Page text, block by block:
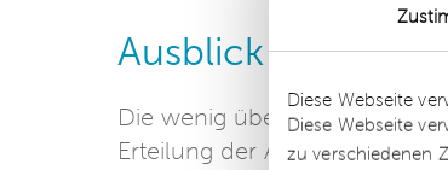
Diese Webseite
Diese Webseite
zu verschiedenen
Ausblick für die
Die wenig überraschende
Erteilung der Abrechnung